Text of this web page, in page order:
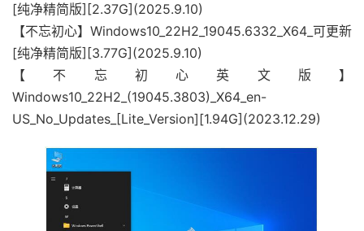
[纯净精简版][2.37G](2025.9.10)
【不忘初心】Windows10_22H2_19045.6332_X64_可更新
[纯净精简版][3.77G](2025.9.10)
【不忘初心英文版】
Windows10_22H2_(19045.3803)_X64_en-
US_No_Updates_[Lite_Version][1.94G](2023.12.29)